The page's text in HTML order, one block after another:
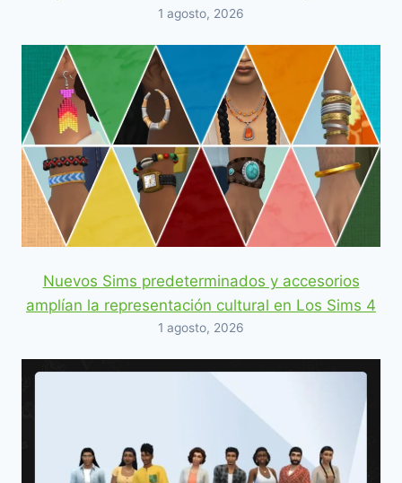
1 agosto, 2026
Nuevos Sims predeterminados y accesorios
amplían la representación cultural en Los Sims 4
1 agosto, 2026